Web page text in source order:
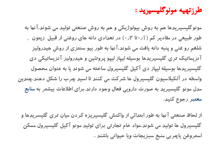
طرزتهیه مونوگلیسیرید :
مونوگلیسیریدها هم به روش بیولوژیکی و هم به روش صنعتی تولید می شوند.آنها به
طور طبیعی در مقادیر کم (۰٫۱تا ۰٫۲) در تعدادی دانه های روغنی از قبیل زیتون ‚
شلغم رو غنی و پنبه دانه یافت می شوند.آنها به طور بیو سنتزی از روش هیدرولیز
آنزیماتیک تری گلیسیریدها بوسیله لیپاز لیپو پروتئین و هیدرولیز آنزیماتیکی دی
گلیسیریدها بوسیله لیپاز دی آکیل گلیسیرول ساخته می شوند یا به عنوان محصول
واسطه در آلکیلاسیون گلیسیرول ها شرکت می کنند تا اسید چرب را شکل دهند.چندین
مدل مونو گلیسیرید به صورت دارویی فعال وجود دارند.برای اطلاعات بیشتر بهمنابع
معتبر رجوع کنید.
از لحاظ صنعتی آنها به طور ابتدائی از واکنش گلیسیریزه کردن میان تری گلیسریدها و
گلیسیرول ها تولید می شوند.مواد خام تجارتی برای تولید مونو آکیل گلیسیرول ممکن
استروغن یاچربی منبع سبزیجات ویا حیوانی باشند .